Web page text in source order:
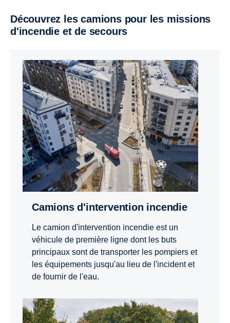
Découvrez les camions pour les missions
d'incendie et de secours
Camions d'intervention incendie
Le camion d'intervention incendie est un
véhicule de première ligne dont les buts
principaux sont de transporter les pompiers et
les équipements jusqu'au lieu de l'incident et
de fournir de l'eau.